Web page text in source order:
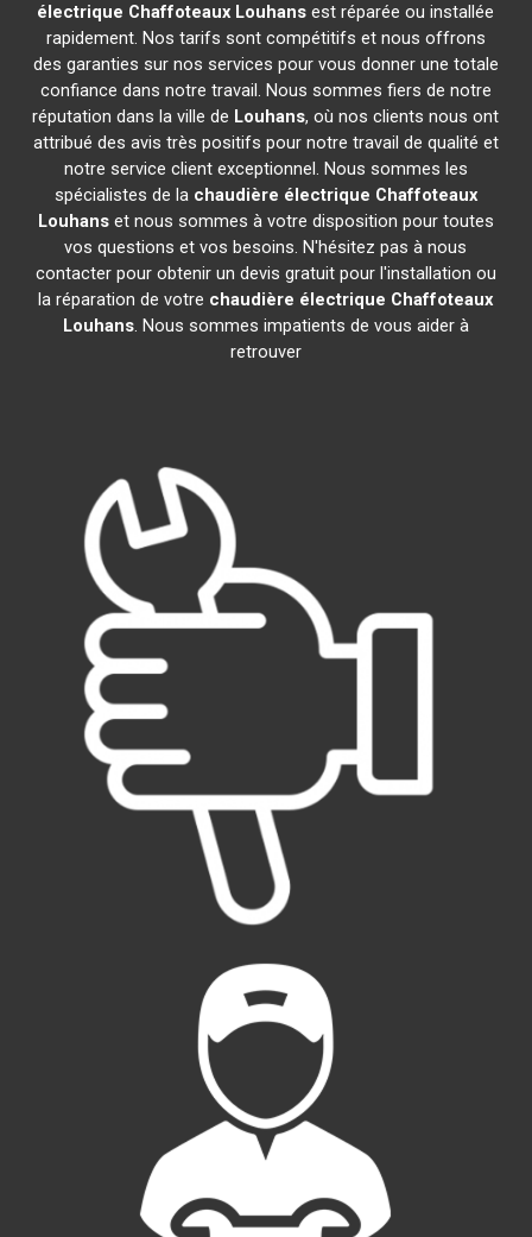
électrique Chaffoteaux Louhans est réparée ou installée
rapidement. Nos tarifs sont compétitifs et nous offrons
des garanties sur nos services pour vous donner une totale
confiance dans notre travail. Nous sommes fiers de notre
réputation dans la ville de Louhans, où nos clients nous ont
attribué des avis très positifs pour notre travail de qualité et
notre service client exceptionnel. Nous sommes les
spécialistes de la chaudière électrique Chaffoteaux
Louhanset nous sommes à votre disposition pour toutes
vos questions et vos besoins. N'hésitez pas à nous
contacter pour obtenir un devis gratuit pour l'installation ou
la réparation de votre chaudière électrique Chaffoteaux
Louhans. Nous sommes impatients de vous aider à
retrouver